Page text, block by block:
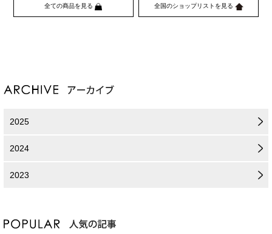
全ての商品を見る 全国のショップリストを見る
2025
2024
2023